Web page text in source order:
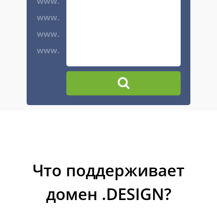
www.
www.
www.
Что поддерживает
домен .DESIGN?